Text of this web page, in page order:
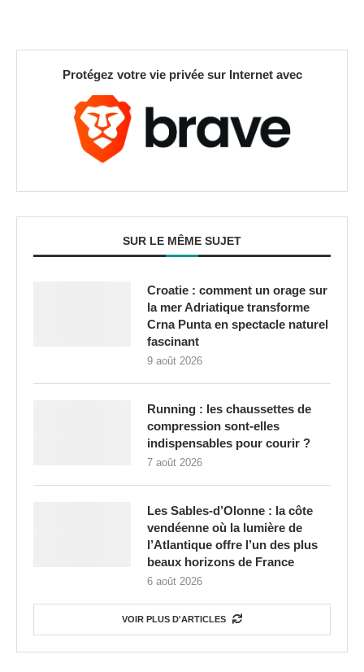
Protégez votre vie privée sur Internet avec
SUR LE MÊME SUJET
Croatie : comment un orage sur
la mer Adriatique transforme
Crna Punta en spectacle naturel
fascinant
9 août 2026
Running : les chaussettes de
compression sont-elles
indispensables pour courir ?
7 août 2026
Les Sables-d’Olonne : la côte
vendéenne où la lumière de
l’Atlantique offre l’un des plus
beaux horizons de France
6 août 2026
VOIR PLUS D'ARTICLES